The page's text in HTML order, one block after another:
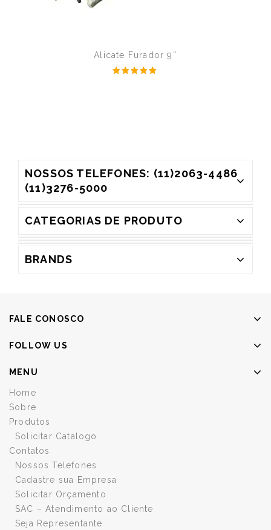
Alicate Furador 9″
NOSSOS TELEFONES: (11)2063-4486
(11)3276-5000
CATEGORIAS DE PRODUTO
BRANDS
FALE CONOSCO
FOLLOW US
MENU
Home
Sobre
Produtos
Solicitar Catalogo
Contatos
Nossos Telefones
Cadastre sua Empresa
Solicitar Orçamento
SAC – Atendimento ao Cliente
Seja Representante